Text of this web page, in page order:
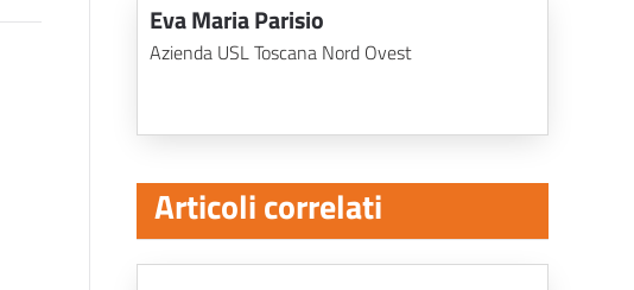
Eva Maria Parisio
Azienda USL Toscana Nord Ovest
Articoli correlati